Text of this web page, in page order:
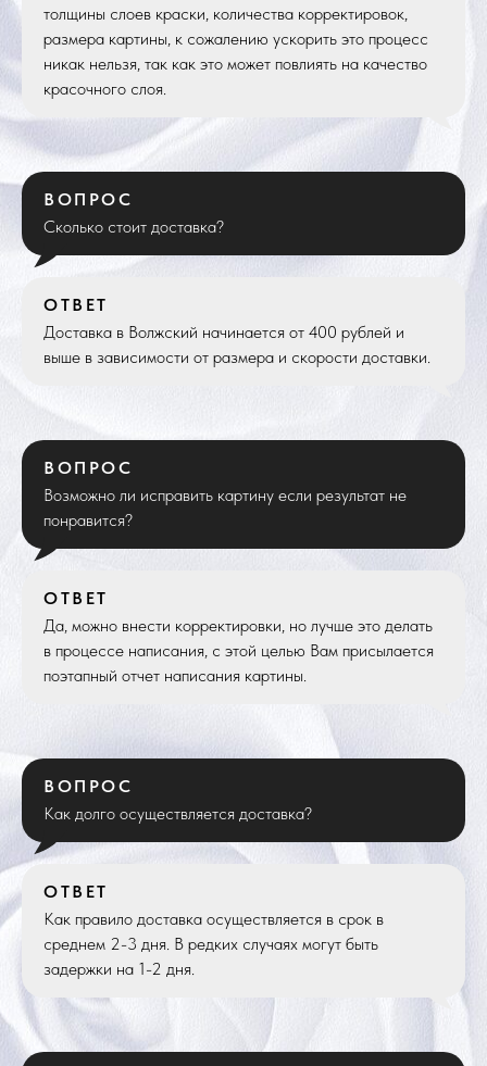
толщины слоев краски, количества корректировок,
размера картины, к сожалению ускорить это процесс
никак нельзя, так как это может повлиять на качество
красочного слоя.
ВОПРОС
Сколько стоит доставка?
ОТВЕТ
Доставка в Волжский начинается от 400 рублей и
выше в зависимости от размера и скорости доставки.
ВОПРОС
Возможно ли исправить картину если результат не
понравится?
ОТВЕТ
Да, можно внести корректировки, но лучше это делать
в процессе написания, с этой целью Вам присылается
поэтапный отчет написания картины.
ВОПРОС
Как долго осуществляется доставка?
ОТВЕТ
Как правило доставка осуществляется в срок в
среднем 2-3 дня. В редких случаях могут быть
задержки на 1-2 дня.